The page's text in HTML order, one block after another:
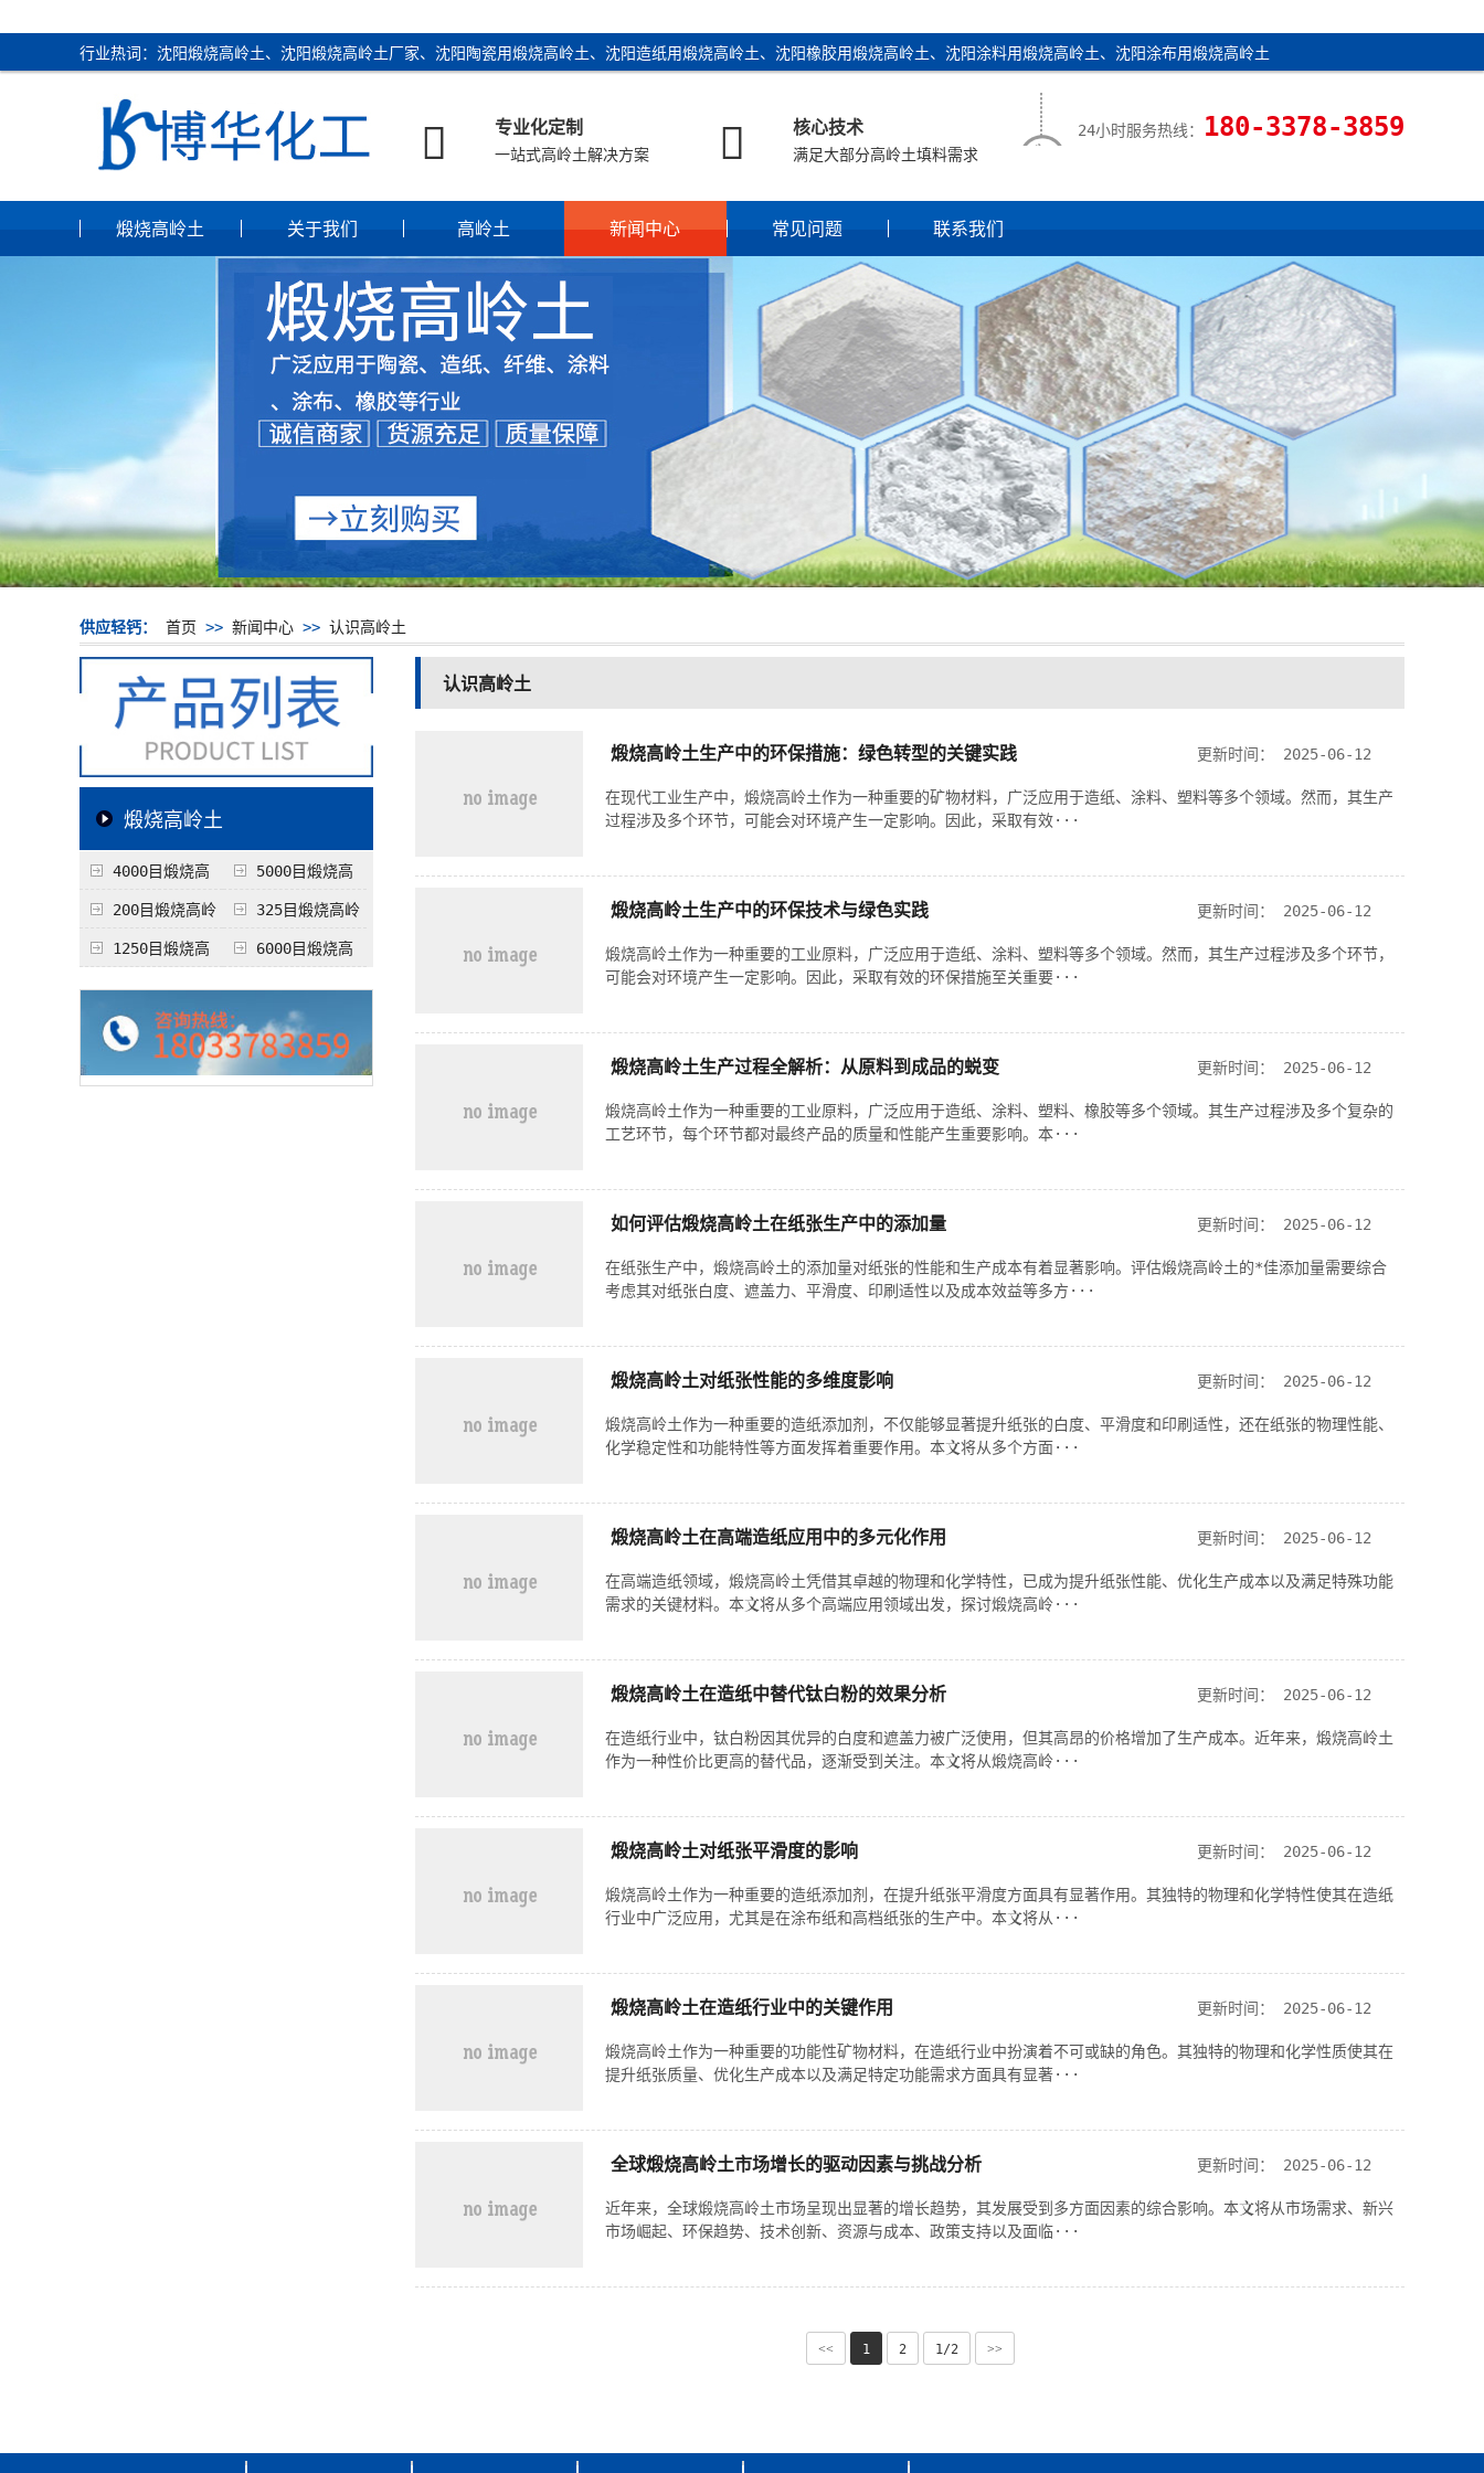
行业热词：沈阳煅烧高岭土、沈阳煅烧高岭土厂家、沈阳陶瓷用煅烧高岭土、沈阳造纸用煅烧高岭土、沈阳橡胶用煅烧高岭土、沈阳涂料用煅烧高岭土、沈阳涂布用煅烧高岭土
 专业化定制
一站式高岭土解决方案  核心技术
满足大部分高岭土填料需求
24小时服务热线： 180-3378-3859
煅烧高岭土 关于我们 高岭土 新闻中心 常见问题 联系我们
供应轻钙： 首页 >> 新闻中心 >> 认识高岭土
煅烧高岭土
4000目煅烧高
岭土
5000目煅烧高
岭土
200目煅烧高岭
土
325目煅烧高岭
土
1250目煅烧高
岭土
6000目煅烧高
岭土
认识高岭土
更新时间： 2025-06-12
煅烧高岭土生产中的环保措施：绿色转型的关键实践
在现代工业生产中，煅烧高岭土作为一种重要的矿物材料，广泛应用于造纸、涂料、塑料等多个领域。然而，其生产
过程涉及多个环节，可能会对环境产生一定影响。因此，采取有效···
更新时间： 2025-06-12
煅烧高岭土生产中的环保技术与绿色实践
煅烧高岭土作为一种重要的工业原料，广泛应用于造纸、涂料、塑料等多个领域。然而，其生产过程涉及多个环节，
可能会对环境产生一定影响。因此，采取有效的环保措施至关重要···
更新时间： 2025-06-12
煅烧高岭土生产过程全解析：从原料到成品的蜕变
煅烧高岭土作为一种重要的工业原料，广泛应用于造纸、涂料、塑料、橡胶等多个领域。其生产过程涉及多个复杂的
工艺环节，每个环节都对最终产品的质量和性能产生重要影响。本···
更新时间： 2025-06-12
如何评估煅烧高岭土在纸张生产中的添加量
在纸张生产中，煅烧高岭土的添加量对纸张的性能和生产成本有着显著影响。评估煅烧高岭土的*佳添加量需要综合
考虑其对纸张白度、遮盖力、平滑度、印刷适性以及成本效益等多方···
更新时间： 2025-06-12
煅烧高岭土对纸张性能的多维度影响
煅烧高岭土作为一种重要的造纸添加剂，不仅能够显著提升纸张的白度、平滑度和印刷适性，还在纸张的物理性能、
化学稳定性和功能特性等方面发挥着重要作用。本文将从多个方面···
更新时间： 2025-06-12
煅烧高岭土在高端造纸应用中的多元化作用
在高端造纸领域，煅烧高岭土凭借其卓越的物理和化学特性，已成为提升纸张性能、优化生产成本以及满足特殊功能
需求的关键材料。本文将从多个高端应用领域出发，探讨煅烧高岭···
更新时间： 2025-06-12
煅烧高岭土在造纸中替代钛白粉的效果分析
在造纸行业中，钛白粉因其优异的白度和遮盖力被广泛使用，但其高昂的价格增加了生产成本。近年来，煅烧高岭土
作为一种性价比更高的替代品，逐渐受到关注。本文将从煅烧高岭···
更新时间： 2025-06-12
煅烧高岭土对纸张平滑度的影响
煅烧高岭土作为一种重要的造纸添加剂，在提升纸张平滑度方面具有显著作用。其独特的物理和化学特性使其在造纸
行业中广泛应用，尤其是在涂布纸和高档纸张的生产中。本文将从···
更新时间： 2025-06-12
煅烧高岭土在造纸行业中的关键作用
煅烧高岭土作为一种重要的功能性矿物材料，在造纸行业中扮演着不可或缺的角色。其独特的物理和化学性质使其在
提升纸张质量、优化生产成本以及满足特定功能需求方面具有显著···
更新时间： 2025-06-12
全球煅烧高岭土市场增长的驱动因素与挑战分析
近年来，全球煅烧高岭土市场呈现出显著的增长趋势，其发展受到多方面因素的综合影响。本文将从市场需求、新兴
市场崛起、环保趋势、技术创新、资源与成本、政策支持以及面临···
<< 1 2 1/2 >>